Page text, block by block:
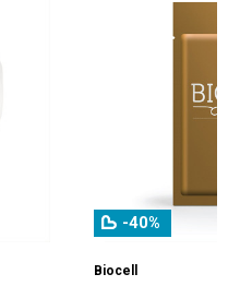
-40%
Biocell